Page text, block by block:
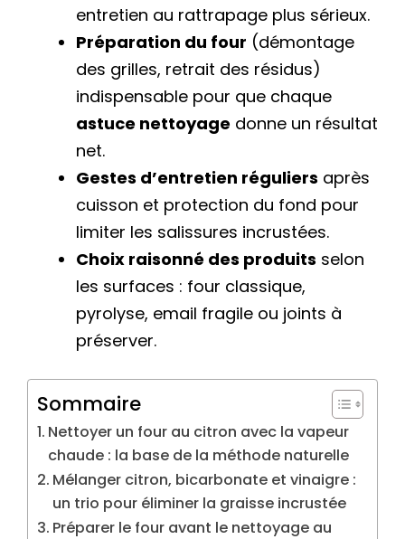
entretien au rattrapage plus sérieux.
Préparation du four (démontage
des grilles, retrait des résidus)
indispensable pour que chaque
astuce nettoyage donne un résultat
net.
Gestes d’entretien réguliers après
cuisson et protection du fond pour
limiter les salissures incrustées.
Choix raisonné des produits selon
les surfaces : four classique,
pyrolyse, email fragile ou joints à
préserver.
Sommaire
Nettoyer un four au citron avec la vapeur
chaude : la base de la méthode naturelle
Mélanger citron, bicarbonate et vinaigre :
un trio pour éliminer la graisse incrustée
Préparer le four avant le nettoyage au